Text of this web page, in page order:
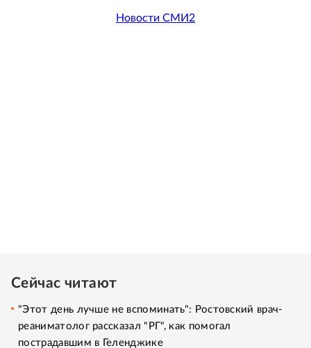
Новости СМИ2
Сейчас читают
"Этот день лучше не вспоминать": Ростовский врач-
реаниматолог рассказал "РГ", как помогал
пострадавшим в Геленджике